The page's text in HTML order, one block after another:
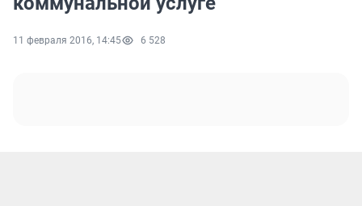
11 февраля 2016, 14:45 6 528